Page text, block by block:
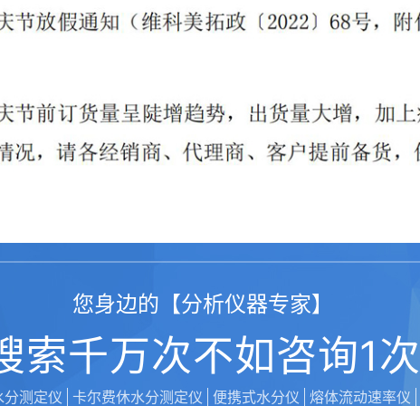
您身边的【分析仪器专家】
索千万次不如咨询1次
分测定仪 卡尔费休水分测定仪 便携式水分仪 熔体流动速率仪